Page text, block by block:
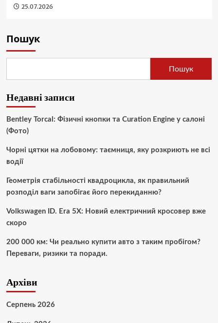
25.07.2026
Пошук
Пошук
Недавні записи
Bentley Torcal: Фізичні кнопки та Curation Engine у салоні
(Фото)
Чорні цятки на лобовому: таємниця, яку розкриють не всі
водії
Геометрія стабільності квадроцикла, як правильний
розподіл ваги запобігає його перекиданню?
Volkswagen ID. Era 5X: Новий електричний кросовер вже
скоро
200 000 км: Чи реально купити авто з таким пробігом?
Переваги, ризики та поради.
Архіви
Серпень 2026